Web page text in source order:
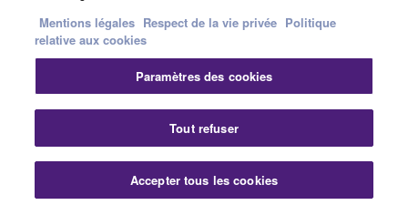
Nous contacterConditions d'utilisation
Respect de la vie privéePolitique relative aux cookies
Mentions légales
© Yamaha Corporation.
Mentions légales Respect de la vie privée Politique
relative aux cookies
Paramètres des cookies
Tout refuser
Accepter tous les cookies